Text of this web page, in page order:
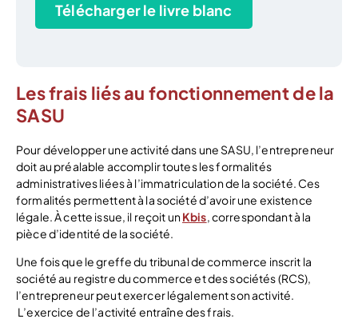
Télécharger le livre blanc
Les frais liés au fonctionnement de la
SASU
Pour développer une activité dans une SASU, l’entrepreneur
doit au préalable accomplir toutes les formalités
administratives liées à l’immatriculation de la société. Ces
formalités permettent à la société d’avoir une existence
légale. À cette issue, il reçoit unKbis, correspondant à la
pièce d’identité de la société.
Une fois que le greffe du tribunal de commerce inscrit la
société au registre du commerce et des sociétés (RCS),
l’entrepreneur peut exercer légalement son activité.
L’exercice de l’activité entraîne des frais.